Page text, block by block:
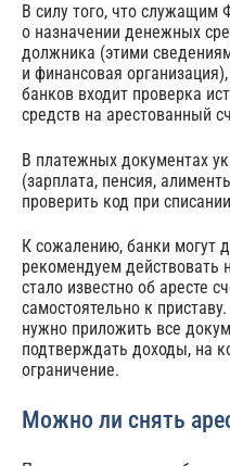
В силу того, что
о назначении денежных
должника (этими
и финансовая
банков входит проверка
средств на арестованный
В платежных документах
(зарплата, пенсия,
проверить код при
К сожалению, банки могут
рекомендуем действовать
стало известно об аресте
самостоятельно к
нужно приложить все
подтверждать доходы, на
ограничение.
Можно ли снять